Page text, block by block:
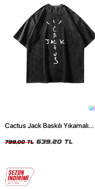
Cactus Jack Baskılı Yıkamalı
799,00 TL 639,20 TL